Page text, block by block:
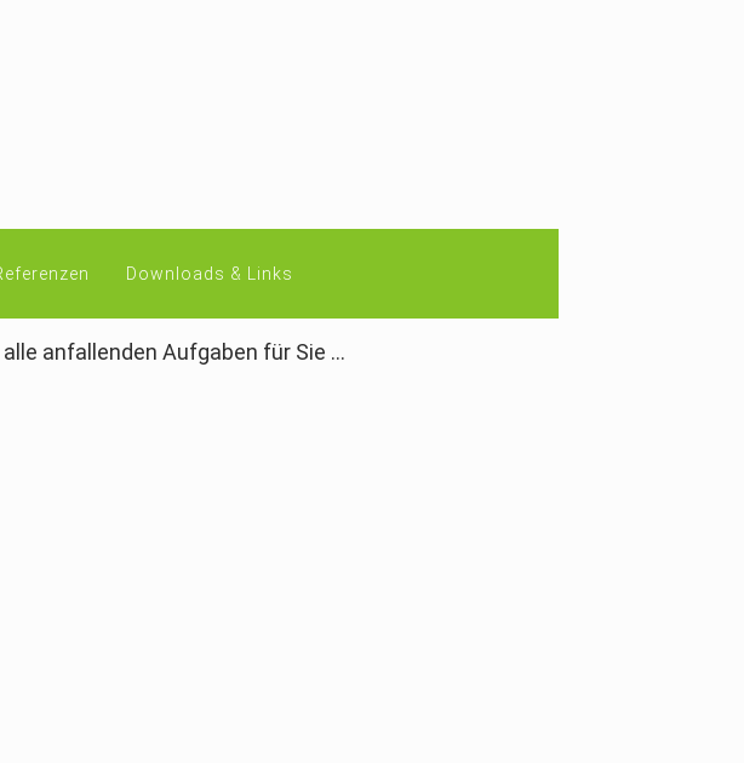
Downloads & Links
anfallenden Aufgaben für Sie ...